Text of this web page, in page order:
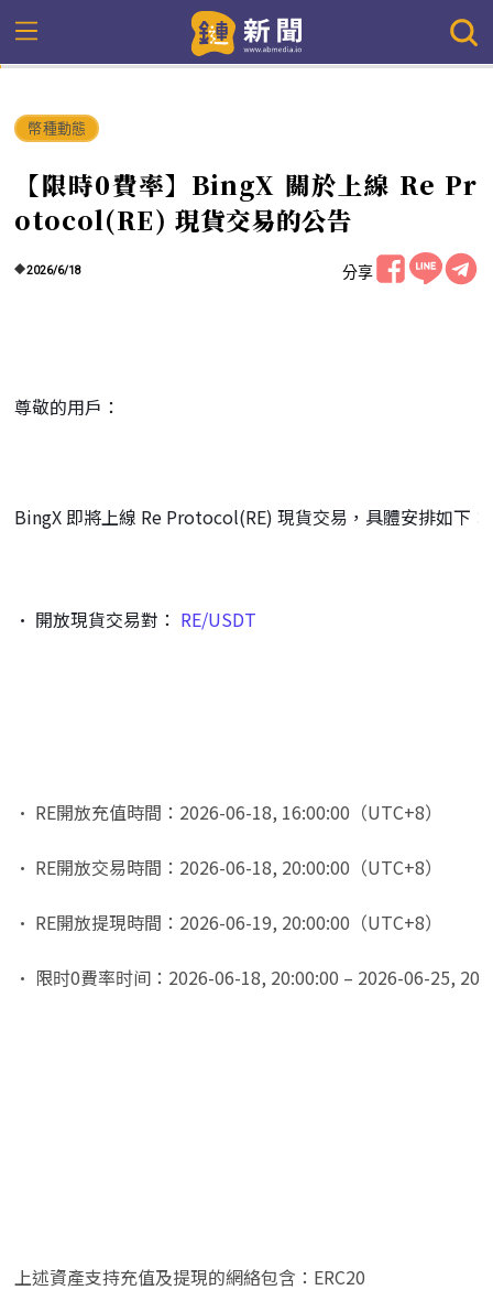
幣種動態
【限時0費率】BingX 關於上線 Re Pr
otocol(RE) 現貨交易的公告
2026/6/18 分享
尊敬的用戶：
BingX 即將上線 Re Protocol(RE) 現貨交易，具體安排如下：
• 開放現貨交易對： RE/USDT
• RE開放充值時間：2026-06-18, 16:00:00（UTC+8）
• RE開放交易時間：2026-06-18, 20:00:00（UTC+8）
• RE開放提現時間：2026-06-19, 20:00:00（UTC+8）
• 限时0費率时间：2026-06-18, 20:00:00 – 2026-06-25,
上述資產支持充值及提現的網絡包含：ERC20